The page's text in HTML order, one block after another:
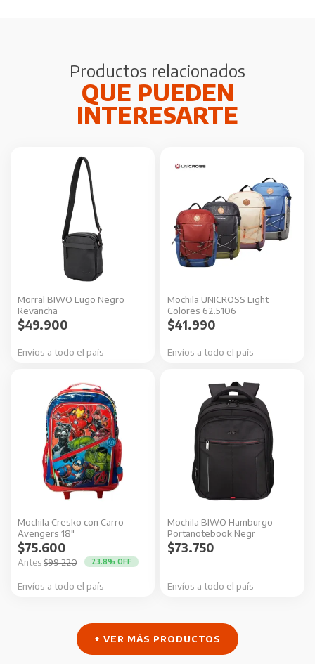
Productos relacionados
Morral BIWO Lugo Negro
Revancha
Envíos a todo el país
$49.900
Mochila UNICROSS Light
Colores 62.5106
Envíos a todo el país
$41.990
Este
múltiples
variantes.
Las
opciones
pueden
elegir
la
producto
Mochila Cresko con Carro
Avengers 18″
Envíos a todo el país
$99.220
El
$75.600
El
23.8% OFF
Mochila BIWO Hamburgo
Portanotebook Negr
Envíos a todo el país
$73.750
+ VER MÁS PRODUCTOS